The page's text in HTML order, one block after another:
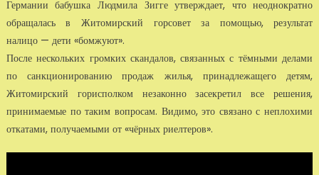
Германии бабушка Людмила Зигге утверждает, что неоднократно
обращалась в Житомирский горсовет за помощью, результат
налицо — дети «бомжуют».
После нескольких громких скандалов, связанных с тёмными делами
по санкционированию продаж жилья, принадлежащего детям,
Житомирский горисполком незаконно засекретил все решения,
принимаемые по таким вопросам. Видимо, это связано с неплохими
откатами, получаемыми от «чёрных риелтеров».